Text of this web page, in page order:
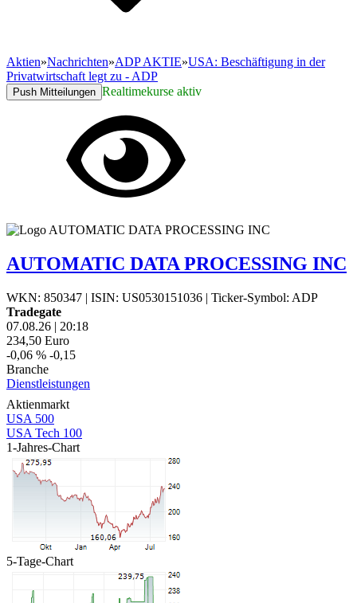
Aktien»Nachrichten»ADP AKTIE»USA: Beschäftigung in der
Privatwirtschaft legt zu - ADP
Push Mitteilungen Realtimekurse aktiv
AUTOMATIC DATA PROCESSING INC
WKN: 850347 | ISIN: US0530151036 | Ticker-Symbol: ADP
Tradegate
07.08.26 | 20:18
234,50 Euro
-0,06 % -0,15
Branche
Dienstleistungen
Aktienmarkt
USA 500
USA Tech 100
1-Jahres-Chart
5-Tage-Chart